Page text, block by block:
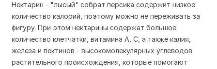
Нектарин - "лысый" собрат персика содержит низкое
количество калорий, поэтому можно не переживать за
фигуру. При этом нектарины содержат большое
количество клетчатки, витамина А, С, а также калия,
железа и пектинов - высокомолекулярных углеводов
растительного происхождения, которые помогают